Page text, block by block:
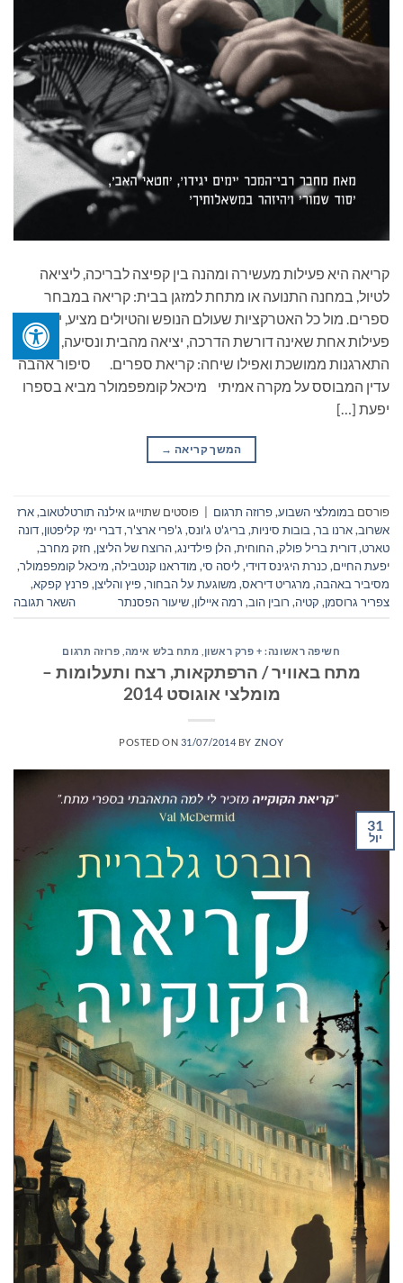
קריאה היא פעילות מעשירה ומהנה בין קפיצה לבריכה, ליציאה
לטיול, במחנה התנועה או מתחת למזגן בבית: קריאה במבחר
ספרים. מול כל האטרקציות שעולם הנופש והטיולים מציע, יש
פעילות אחת שאינה דורשת הדרכה, יציאה מהבית ונסיעה,
התארגנות ממושכת ואפילו שיחה: קריאת ספרים. סיפור אהבה
עדין המבוסס על מקרה אמיתי מיכאל קומפּפמולר מביא בספרו
יפעת […]
המשך קריאה →
פורסם במומלצי השבוע,פרוזה תרגום פוסטים שתוייגו אילנה תורטלטאוב,ארז
אשרוב,ארנו בר, בובות סיניות, בריג'ט ג'ונס, ג'פרי ארצ'ר,דברי ימי קליפטון,דונה
טארט,דורית בריל פולק,החוחית,הלן פילדינג,הרוצח של הליצן, חזק מחרב,
יפעת החיים, כנרת היגינס דוידי,ליסה סי, מודראנו קנטבילה, מיכאל קומפפמולר,
מסיביר באהבה, מרגריט דיראס, משוגעת על הבחור,פיץ והליצן,פרנץ קפקא,
צפריר גרוסמן, קטיה, רובין הוב, רמה איילון,שיעור הפסנתר השאר תגובה
חשיפה ראשונה: + פרק ראשון מתח בלש אימה פרוזה תרגום
מתח באוויר / הרפתקאות, רצח ותעלומות –
מומלצי אוגוסט 2014
POSTED ON 31/07/2014 BY ZNOY
31
יול